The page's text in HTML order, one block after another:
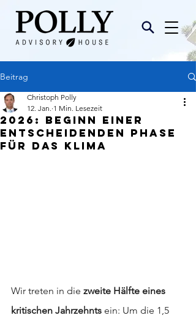
Beitrag
2026: Beginn einer
entscheidenden Phase
für das Klima
Christoph Polly
12. Jan. 1 Min. Lesezeit
Wir treten in die zweite Hälfte eines
kritischen Jahrzehnts ein: Um die 1,5